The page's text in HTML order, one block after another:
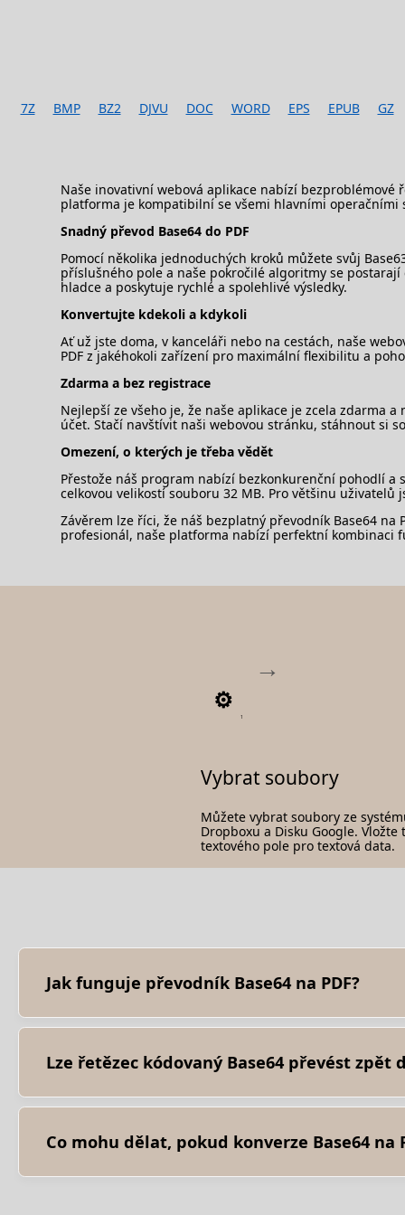
7Z BMP BZ2 DJVU DOC WORD EPS EPUB GZ
Naše inovativní webová aplikace nabízí bezproblémové
platforma je kompatibilní se všemi hlavními
Snadný převod Base64 do PDF
Pomocí několika jednoduchých kroků můžete svůj
příslušného pole a naše pokročilé algoritmy se
hladce a poskytuje rychlé a spolehlivé výsledky.
Konvertujte kdekoli a kdykoli
Ať už jste doma, v kanceláři nebo na cestách, naše
PDF z jakéhokoli zařízení pro maximální flexibilitu a
Zdarma a bez registrace
Nejlepší ze všeho je, že naše aplikace je zcela zdarma
účet. Stačí navštívit naši webovou stránku, stáhnout si
Omezení, o kterých je třeba vědět
Přestože náš program nabízí bezkonkurenční pohodlí
celkovou velikostí souboru 32 MB. Pro většinu
Závěrem lze říci, že náš bezplatný převodník Base64
profesionál, naše platforma nabízí perfektní kombinaci
1
Vybrat soubory
Můžete vybrat soubory ze
Dropboxu a Disku Google. Vložte
textového pole pro textová data.
Jak funguje převodník Base64 na PDF?
dekódovacího algoritmu Base64 k vytvoření
Lze řetězec kódovaný Base64 převést zpět
Předpokládá se, že proces dekódování je bezztrátový,
Co mohu dělat, pokud konverze Base64 na
představuje soubor PDF. Zkontrolujte chybějící nebo další